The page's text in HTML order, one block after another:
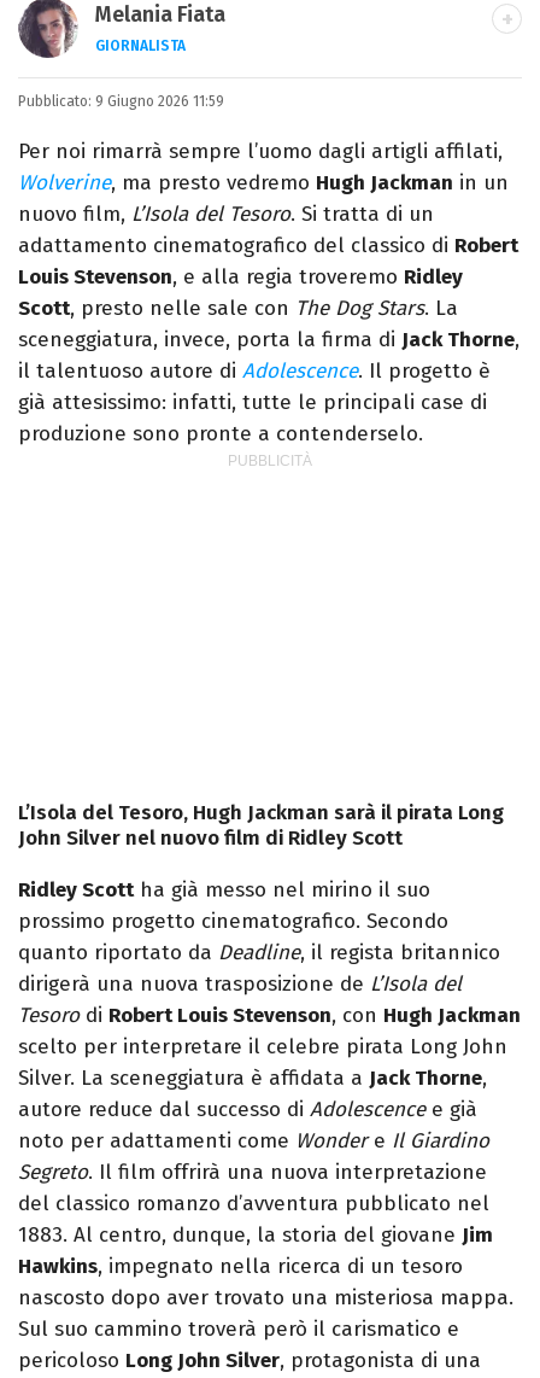
Melania Fiata
GIORNALISTA
Laureata in Lettere, divoratrice di libri e
serie. Scrivo di spettacoli, film e TV.
Pubblicato: 9 Giugno 2026 11:59
Per noi rimarrà sempre l’uomo dagli artigli affilati,
Wolverine, ma presto vedremo Hugh Jackman in un
nuovo film, L’Isola del Tesoro. Si tratta di un
adattamento cinematografico del classico di Robert
Louis Stevenson, e alla regia troveremo Ridley
Scott, presto nelle sale con The Dog Stars. La
sceneggiatura, invece, porta la firma di Jack Thorne,
il talentuoso autore di Adolescence. Il progetto è
già attesissimo: infatti, tutte le principali case di
produzione sono pronte a contenderselo.
L’Isola del Tesoro, Hugh Jackman sarà il pirata Long
John Silver nel nuovo film di Ridley Scott
Ridley Scottha già messo nel mirino il suo
prossimo progetto cinematografico. Secondo
quanto riportato da Deadline, il regista britannico
dirigerà una nuova trasposizione de L’Isola del
Tesorodi Robert Louis Stevenson, con Hugh Jackman
scelto per interpretare il celebre pirata Long John
Silver. La sceneggiatura è affidata a Jack Thorne,
autore reduce dal successo di Adolescencee già
noto per adattamenti come Wondere Il Giardino
Segreto. Il film offrirà una nuova interpretazione
del classico romanzo d’avventura pubblicato nel
1883. Al centro, dunque, la storia del giovane Jim
Hawkins, impegnato nella ricerca di un tesoro
nascosto dopo aver trovato una misteriosa mappa.
Sul suo cammino troverà però il carismatico e
pericoloso Long John Silver, protagonista di una